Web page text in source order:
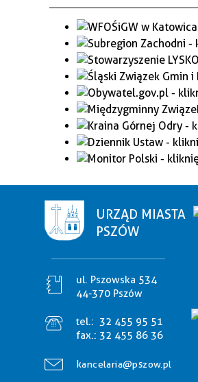
URZĄD MIASTA
PSZÓW
ul. Pszowska 534
44-370 Pszów
tel.: 32 455 95 51
fax.: 32 455 86 36
kancelaria@pszow.pl